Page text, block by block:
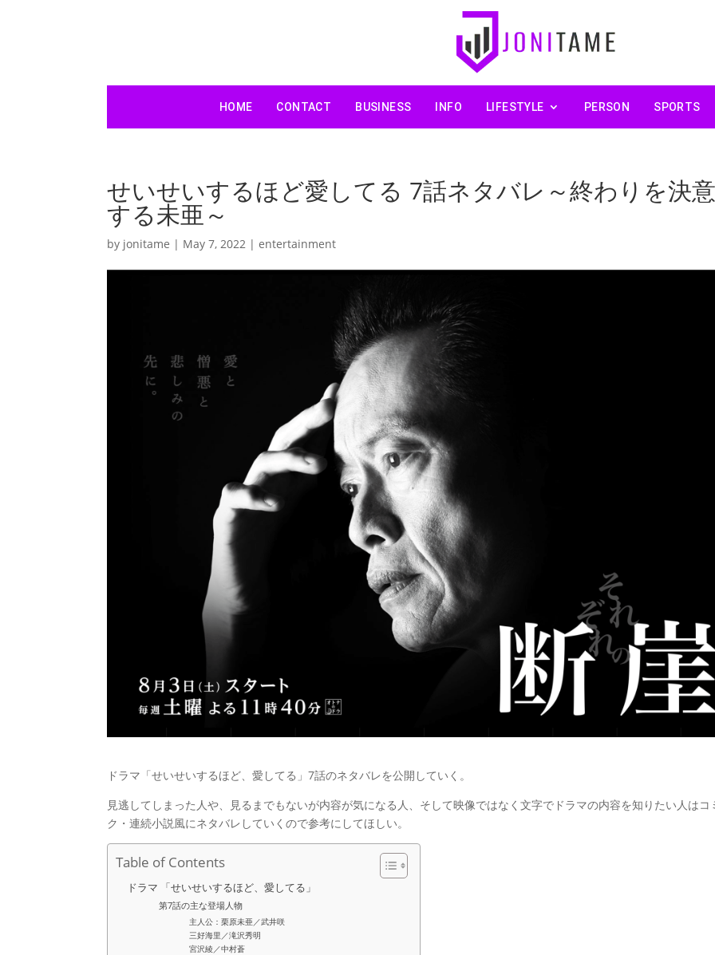
HOME CONTACT BUSINESS INFO LIFESTYLE PERSON SPORTS
せいせいするほど愛してる 7話ネタバレ～終わりを決意
する未亜～
by jonitame | May 7, 2022 |entertainment
ドラマ「せいせいするほど、愛してる」7話のネタバレを公開していく。
見逃してしまった人や、見るまでもないが内容が気になる人、そして映像ではなく文字でドラマの内容を知りたい人はコ
ク・連続小説風にネタバレしていくので参考にしてほしい。
Table of Contents
ドラマ 「せいせいするほど、愛してる」
第7話の主な登場人物
主人公：栗原未亜／武井咲
三好海里／滝沢秀明
宮沢綾／中村蒼